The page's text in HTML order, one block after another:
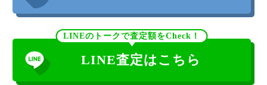
LINEのトークで査定額をCheck！
LINE査定はこちら